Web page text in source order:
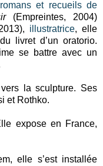
et recueils de
(Empreintes, 2004)
illustratrice, elle
livret d’un oratorio.
se battre avec un
la sculpture. Ses
et Rothko.
expose en France,
elle s’est installée